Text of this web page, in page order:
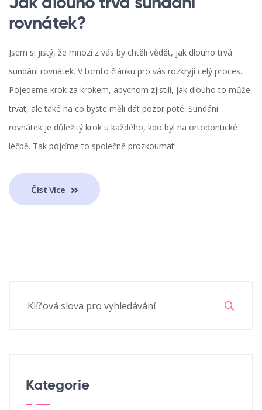
Jak dlouho trvá sundání
rovnátek?
Jsem si jistý, že mnozí z vás by chtěli vědět, jak dlouho trvá
sundání rovnátek. V tomto článku pro vás rozkryji celý proces.
Pojedeme krok za krokem, abychom zjistili, jak dlouho to může
trvat, ale také na co byste měli dát pozor poté. Sundání
rovnátek je důležitý krok u každého, kdo byl na ortodontické
léčbě. Tak pojďme to společně prozkoumat!
Číst Více
Kategorie